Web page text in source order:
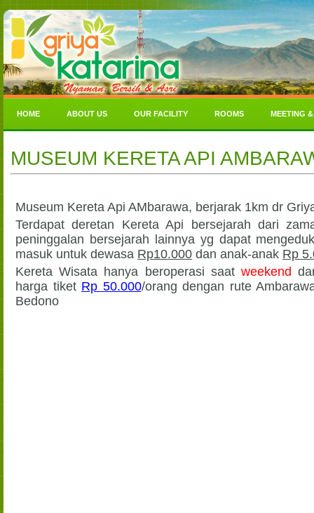
HOME ABOUT US OUR FACILITY ROOMS MEETING
MUSEUM KERETA API
Museum Kereta Api AMbarawa, berjarak 1km dr
Terdapat deretan Kereta Api bersejarah dari
peninggalan bersejarah lainnya yg dapat
masuk untuk dewasa Rp10.000 dan anak-anak Rp
Kereta Wisata hanya beroperasi saatweekend
harga tiket Rp 50.000/orang dengan rute
Bedono